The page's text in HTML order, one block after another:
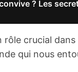
? Les
crucial
qui nous